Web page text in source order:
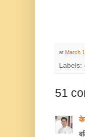
at March
Labels:
51